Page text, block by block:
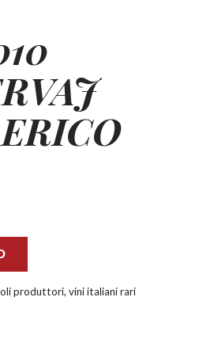
produttori, vini italiani rari